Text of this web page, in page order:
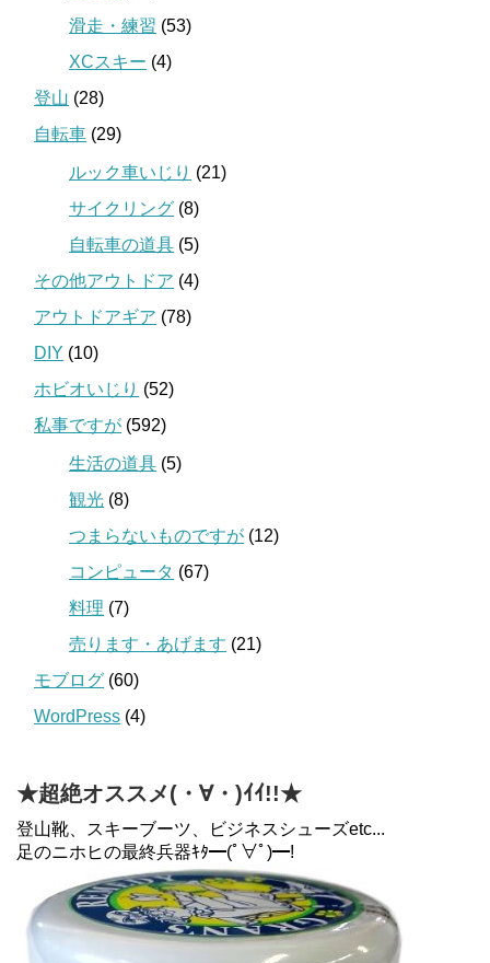
滑走・練習 (53)
XCスキー (4)
登山 (28)
自転車 (29)
ルック車いじり (21)
サイクリング (8)
自転車の道具 (5)
その他アウトドア (4)
アウトドアギア (78)
DIY (10)
ホビオいじり (52)
私事ですが (592)
生活の道具 (5)
観光 (8)
つまらないものですが (12)
コンピュータ (67)
料理 (7)
売ります・あげます (21)
モブログ (60)
WordPress (4)
★超絶オススメ(・∀・)ｲｲ!!★
登山靴、スキーブーツ、ビジネスシューズetc...
足のニホヒの最終兵器ｷﾀ━(ﾟ∀ﾟ)━!